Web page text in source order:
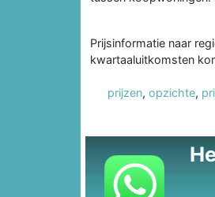
Prijsinformatie naar
kwartaaluitkomsten
prijzen, opzichte,